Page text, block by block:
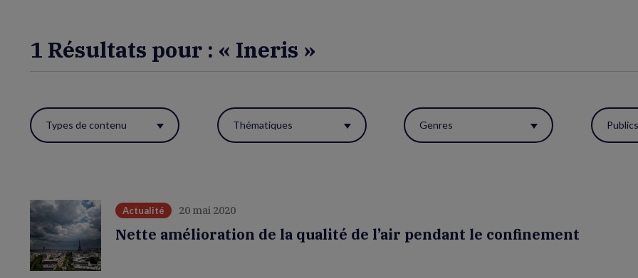
1 Résultats pour : « Ineris »
Utiliser
ces
réactualiser
la
page.
Types de contenu Thématiques Genres Publics
Actualité 20 mai 2020
Nette amélioration de la qualité de l’air pendant le confinement